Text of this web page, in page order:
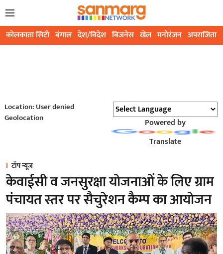
कोलकाता सिटी बंगाल देश/विदेश बिजनेस खेल मनोरंजन अपराजिता
Location: User denied
Geolocation
Powered by
Translate
टॉप न्यूज़
केवाईसी व जनसुरक्षा योजनाओं के लिए ग्राम
पंचायत स्तर पर सैचुरेशन कैम्प का आयोजन